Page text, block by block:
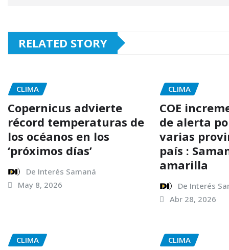
RELATED STORY
CLIMA
Copernicus advierte
récord temperaturas de
los océanos en los
‘próximos días’
De Interés Samaná
May 8, 2026
CLIMA
COE
de alerta
varias
país :
amarilla
De Interés
Abr 28, 2026
CLIMA CLIMA